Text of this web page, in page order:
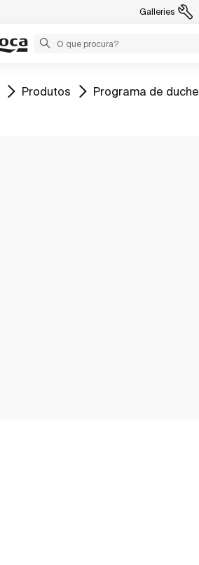
Galleries
Ir para
Produtos Ir para
Programa de duche